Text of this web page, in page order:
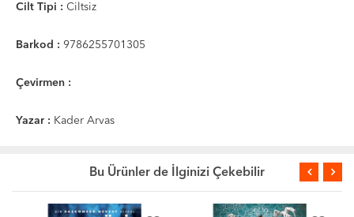
Cilt Tipi : Ciltsiz
Barkod : 9786255701305
Çevirmen :
Yazar : Kader Arvas
Bu Ürünler de İlginizi Çekebilir